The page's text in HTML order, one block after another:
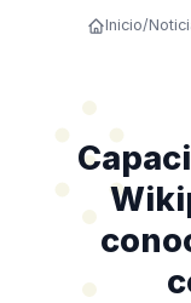
Inicio/